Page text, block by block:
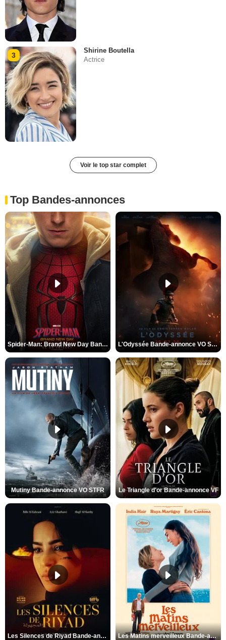
3
Shirine Boutella
Actrice
Voir le top star complet
Top Bandes-annonces
Spider-Man: Brand New Day Bande-annonce VO STFR L'Odyssée Bande-annonce VO STFR
Mutiny Bande-annonce VO STFR Le Triangle d'or Bande-annonce VF
Les Silences de Riyad Bande-annonce VO STFR Les Matins merveilleux Bande-annonce VF